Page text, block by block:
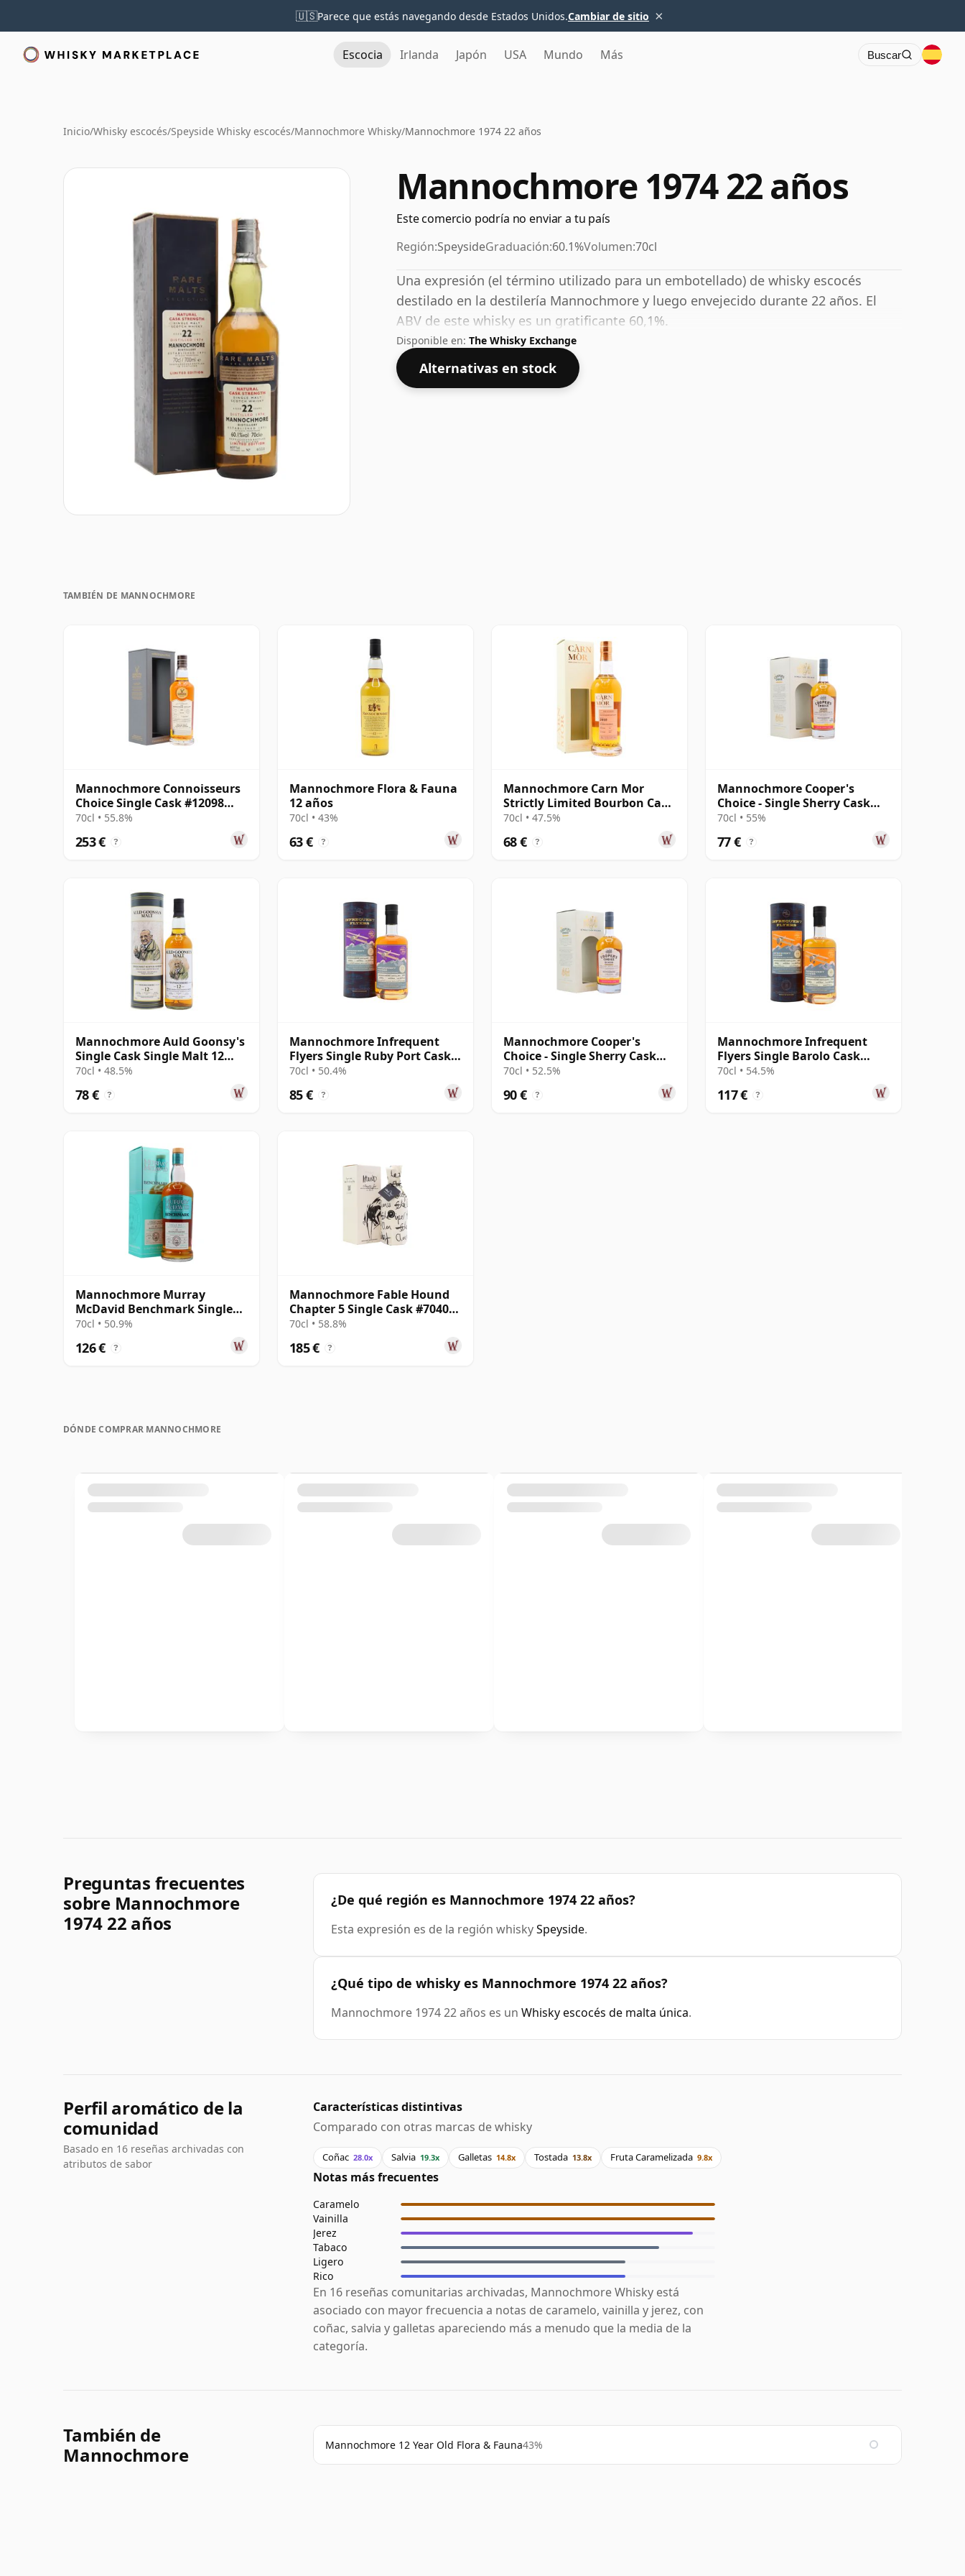
🇺🇸Parece que estás navegando desde Estados Unidos.Cambiar de sitio ×
Escocia Irlanda Japón USA Mundo Más Buscar
Inicio/Whisky escocés/Speyside Whisky escocés/Mannochmore Whisky/Mannochmore 1974 22 años
Mannochmore 1974 22 años
Este comercio podría no enviar a tu país
Región:SpeysideGraduación:60.1%Volumen:70cl
Una expresión (el término utilizado para un embotellado) de whisky escocés
destilado en la destilería Mannochmore y luego envejecido durante 22 años. El
ABV de este whisky es un gratificante 60,1%.
Disponible en: The Whisky Exchange
Alternativas en stock
TAMBIÉN DE MANNOCHMORE
Mannochmore Connoisseurs
Choice Single Cask #12098
1997 22 años
70cl • 55.8%
253 € ?
Mannochmore Flora & Fauna
12 años
70cl • 43%
63 € ?
Mannochmore Carn Mor
Strictly Limited Bourbon Cask
Finish Sing 2010 12 años
70cl • 47.5%
68 € ?
Mannochmore Cooper's
Choice - Single Sherry Cask
#1445 2009 12 años
70cl • 55%
77 € ?
Mannochmore Auld Goonsy's
Single Cask Single Malt 12
años
70cl • 48.5%
78 € ?
Mannochmore Infrequent
Flyers Single Ruby Port Cask
#804804 2008 17 años
70cl • 50.4%
85 € ?
Mannochmore Cooper's
Choice - Single Sherry Cask
#1446 2009 12 años
70cl • 52.5%
90 € ?
Mannochmore Infrequent
Flyers Single Barolo Cask
#804802 2008 15 años
70cl • 54.5%
117 € ?
Mannochmore Murray
McDavid Benchmark Single
Pedro Ximenez Cask 2008 13
70cl • 50.9%
126 € ?
Mannochmore Fable Hound
Chapter 5 Single Cask #7040
2009 12 años
70cl • 58.8%
185 € ?
DÓNDE COMPRAR MANNOCHMORE
Preguntas frecuentes
sobre Mannochmore
1974 22 años
¿De qué región es Mannochmore 1974 22 años?
Esta expresión es de la región whiskySpeyside.
¿Qué tipo de whisky es Mannochmore 1974 22 años?
Mannochmore 1974 22 años es un Whisky escocés de malta única.
Perfil aromático de la
comunidad
Basado en 16 reseñas archivadas con
atributos de sabor
Características distintivas
Comparado con otras marcas de whisky
Coñac 28.0x Salvia 19.3x Galletas 14.8x Tostada 13.8x Fruta Caramelizada 9.8x
Notas más frecuentes
Caramelo
Vainilla
Jerez
Tabaco
Ligero
Rico
En 16 reseñas comunitarias archivadas, Mannochmore Whisky está
asociado con mayor frecuencia a notas de caramelo, vainilla y jerez, con
coñac, salvia y galletas apareciendo más a menudo que la media de la
categoría.
También de
Mannochmore
Mannochmore 12 Year Old Flora & Fauna43%